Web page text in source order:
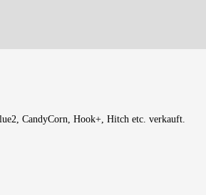
CandyCorn, Hook+, Hitch etc. verkauft.